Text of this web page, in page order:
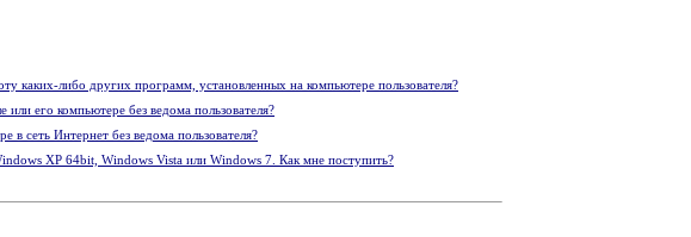
каких-либо других программ, установленных на компьютере пользователя?
его компьютере без ведома пользователя?
в сеть Интернет без ведома пользователя?
XP 64bit, Windows Vista или Windows 7. Как мне поступить?